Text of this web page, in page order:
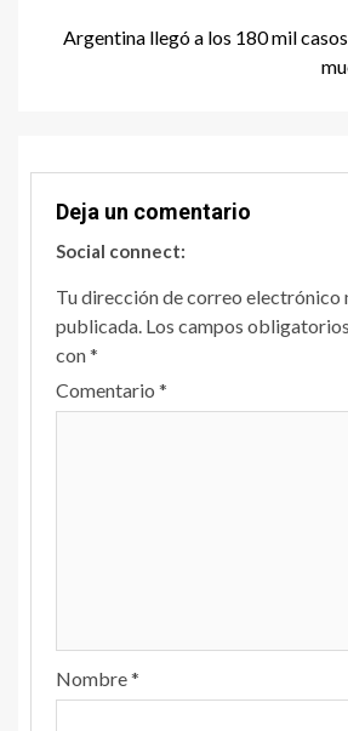
Argentina llegó a los 180 mil
Deja un comentario
Social connect:
Tu dirección de correo electrónico
publicada. Los campos
con*
Comentario *
Nombre*